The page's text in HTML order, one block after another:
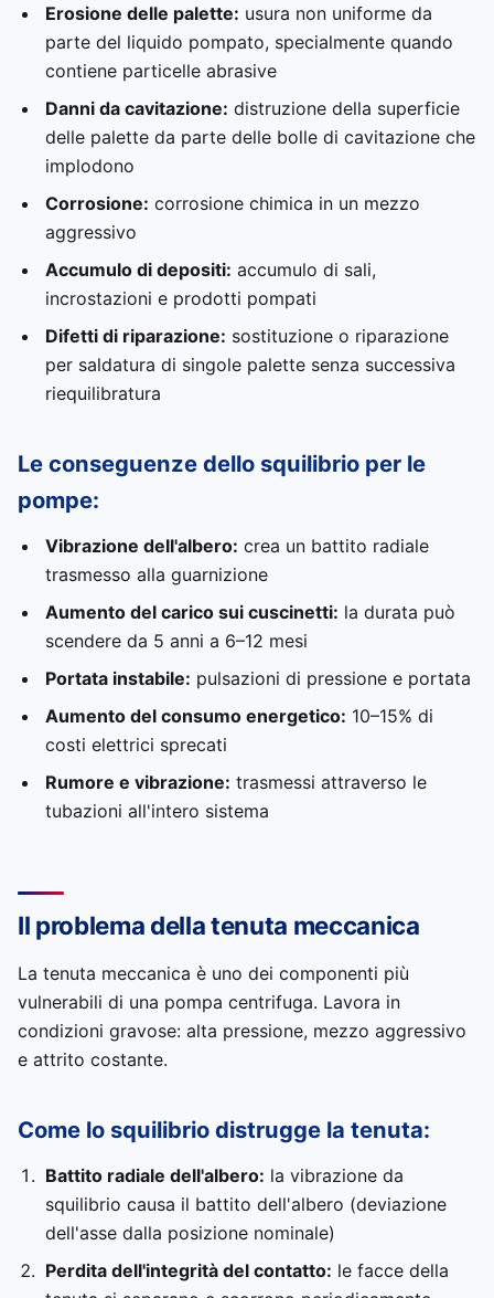
Erosione delle palette: usura non uniforme da
parte del liquido pompato, specialmente quando
contiene particelle abrasive
Danni da cavitazione: distruzione della superficie
delle palette da parte delle bolle di cavitazione che
implodono
Corrosione: corrosione chimica in un mezzo
aggressivo
Accumulo di depositi: accumulo di sali,
incrostazioni e prodotti pompati
Difetti di riparazione: sostituzione o riparazione
per saldatura di singole palette senza successiva
riequilibratura
Le conseguenze dello squilibrio per le
pompe:
Vibrazione dell'albero: crea un battito radiale
trasmesso alla guarnizione
Aumento del carico sui cuscinetti: la durata può
scendere da 5 anni a 6–12 mesi
Portata instabile: pulsazioni di pressione e portata
Aumento del consumo energetico: 10–15% di
costi elettrici sprecati
Rumore e vibrazione: trasmessi attraverso le
tubazioni all'intero sistema
Il problema della tenuta meccanica
La tenuta meccanica è uno dei componenti più
vulnerabili di una pompa centrifuga. Lavora in
condizioni gravose: alta pressione, mezzo aggressivo
e attrito costante.
Come lo squilibrio distrugge la tenuta:
Battito radiale dell'albero: la vibrazione da
squilibrio causa il battito dell'albero (deviazione
dell'asse dalla posizione nominale)
Perdita dell'integrità del contatto: le facce della